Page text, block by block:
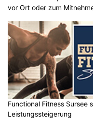
vor Ort oder zum
Functional Fitness Sursee
Leistungssteigerung